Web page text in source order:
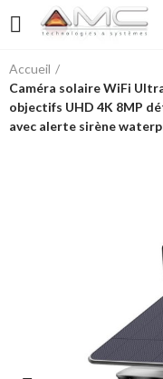
Accueil
Caméra solaire WiFi
objectifs UHD 4K 8MP
avec alerte sirène